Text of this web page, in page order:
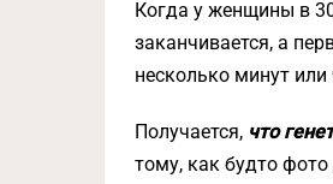
Когда у женщины в
заканчивается, а
несколько минут
Получается, что
тому, как будто фото